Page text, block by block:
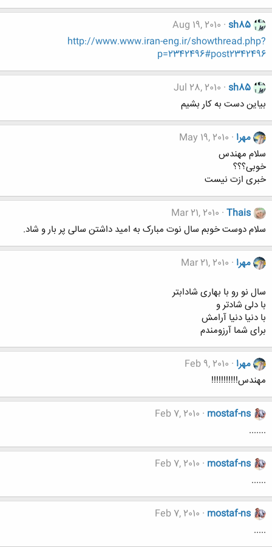
sh85
Aug 19, 2010
http://www.www.iran-eng.ir/showthread.php?
p=2342496#post2342496
sh85
Jul 28, 2010
بیاین دست به کار بشیم
مهرا May 19, 2010
سلام مهندس
خوبی؟؟؟
خبری ازت نیست
Thais
Mar 21, 2010
سلام دوست خوبم سال نوت مبارک به امید داشتن سالی پر بار و شاد.
مهرا Mar 21, 2010
سال نو رو با بهاری شادابتر
با دلی شادتر و
با دنیا دنیا آرامش
برای شما آرزومندم
مهرا Feb 9, 2010
مهندس!!!!!!!!!!!
mostaf-ns
Feb 7, 2010
.......
mostaf-ns
Feb 7, 2010
......
mostaf-ns
Feb 7, 2010
.....